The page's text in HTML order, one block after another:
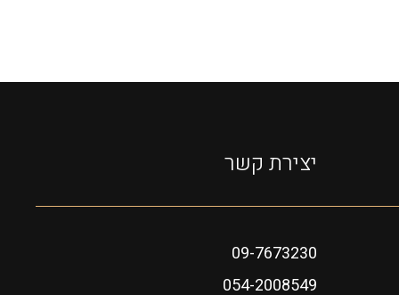
יצירת קשר
09-7673230
054-2008549